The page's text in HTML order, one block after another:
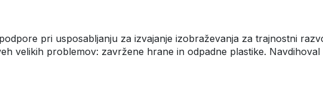
pri usposabljanju za izvajanje izobraževanja za trajnostni
velikih problemov: zavržene hrane in odpadne plastike. Navdihoval